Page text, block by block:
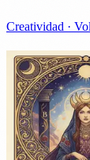
Creatividad ·